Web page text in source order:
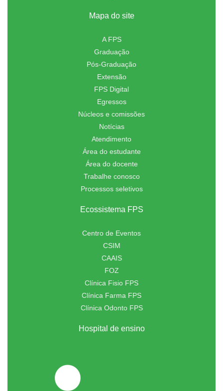
Mapa do site
A FPS
Graduação
Pós-Graduação
Extensão
FPS Digital
Egressos
Núcleos e comissões
Notícias
Atendimento
Área do estudante
Área do docente
Trabalhe conosco
Processos seletivos
Ecossistema FPS
Centro de Eventos
CSIM
CAAIS
FOZ
Clínica Fisio FPS
Clínica Farma FPS
Clínica Odonto FPS
Hospital de ensino